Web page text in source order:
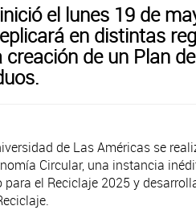
el lunes 19 de
en distintas
de un Plan
de Las Américas se
Circular, una instancia
el Reciclaje 2025 y